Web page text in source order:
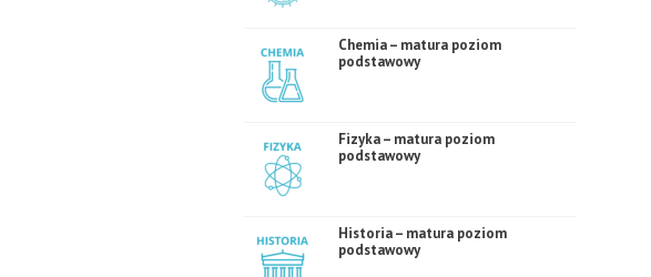
Chemia – matura poziom
podstawowy
Fizyka – matura poziom
podstawowy
Historia – matura poziom
podstawowy